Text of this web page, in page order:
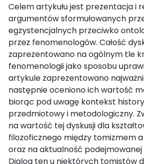
Celem artykułu jest prezentacja i
argumentów sformułowanych
egzystencjalnych przeciwko
przez fenomenologów. Całość
zaprezentowano na ogólnym tle
fenomenologii jako sposobu
artykule zaprezentowano
następnie oceniono ich wartość
biorąc pod uwagę kontekst
przedmiotowy i metodologiczny.
na wartość tej dyskusji dla
filozoficznego między tomizmem
oraz na aktualność
Dialog ten u niektórych tomistów